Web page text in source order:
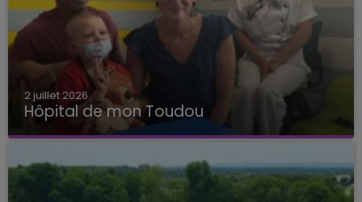
2 juillet 2026
Hôpital de mon Toudou
Hôpital de mon Toudou